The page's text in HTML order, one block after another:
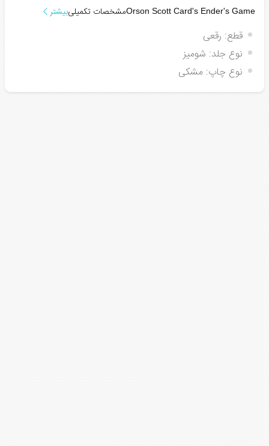
Orson Scott Card's Ender's Game مشخصات تکمیلیبیشتر
قطع: رقعی
نوع جلد: شومیز
نوع چاپ: مشکی